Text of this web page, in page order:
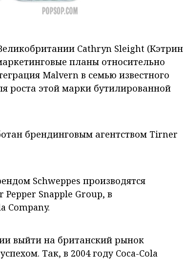
Cathryn Sleight (Кэтрин
планы относительно
Malvern в семью известного
роста этой марки бутилированной
брендинговым агентством Tirner
Schweppes производятся
Snapple Group, в
Company.
выйти на британский рынок
Так, в 2004 году Coca-Cola